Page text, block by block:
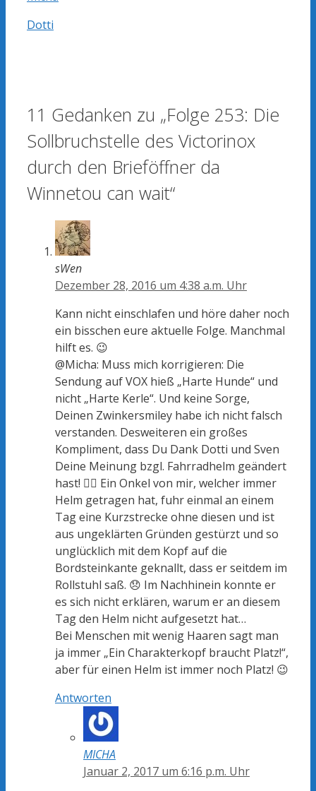
Dotti
11 Gedanken zu „Folge 253: Die
Sollbruchstelle des Victorinox
durch den Brieföffner da
Winnetou can wait“
sWen
Dezember 28, 2016 um 4:38 a.m. Uhr
Kann nicht einschlafen und höre daher noch
ein bisschen eure aktuelle Folge. Manchmal
hilft es. 😉
@Micha: Muss mich korrigieren: Die
Sendung auf VOX hieß „Harte Hunde“ und
nicht „Harte Kerle“. Und keine Sorge,
Deinen Zwinkersmiley habe ich nicht falsch
verstanden. Desweiteren ein großes
Kompliment, dass Du Dank Dotti und Sven
Deine Meinung bzgl. Fahrradhelm geändert
hast! 👍🏻 Ein Onkel von mir, welcher immer
Helm getragen hat, fuhr einmal an einem
Tag eine Kurzstrecke ohne diesen und ist
aus ungeklärten Gründen gestürzt und so
unglücklich mit dem Kopf auf die
Bordsteinkante geknallt, dass er seitdem im
Rollstuhl saß. 😞 Im Nachhinein konnte er
es sich nicht erklären, warum er an diesem
Tag den Helm nicht aufgesetzt hat…
Bei Menschen mit wenig Haaren sagt man
ja immer „Ein Charakterkopf braucht Platz!“,
aber für einen Helm ist immer noch Platz! 😉
Antworten
MICHA
Januar 2, 2017 um 6:16 p.m. Uhr